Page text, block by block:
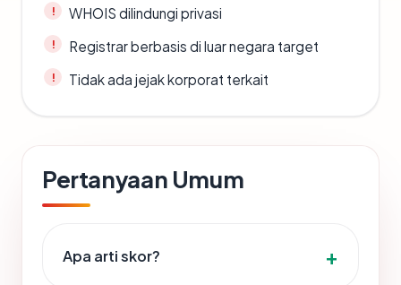
WHOIS dilindungi privasi
Registrar berbasis di luar negara target
Tidak ada jejak korporat terkait
Pertanyaan Umum
Apa arti skor?